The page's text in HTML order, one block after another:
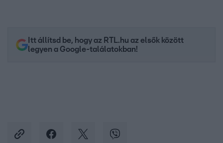
Itt állítsd be, hogy az RTL.hu az elsők között
legyen a Google-találatokban!